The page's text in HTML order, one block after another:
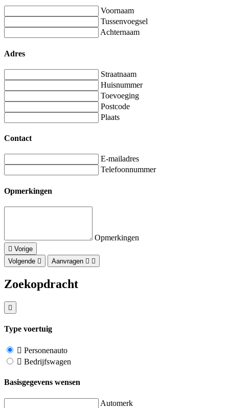
Voornaam
Tussenvoegsel
Achternaam
Adres
Straatnaam
Huisnummer
Toevoeging
Postcode
Plaats
Contact
E-mailadres
Telefoonnummer
Opmerkingen
Opmerkingen
Vorige
Volgende
Aanvragen
Zoekopdracht
Type voertuig
Personenauto
Bedrijfswagen
Basisgegevens wensen
Automerk